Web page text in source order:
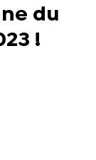
du
!